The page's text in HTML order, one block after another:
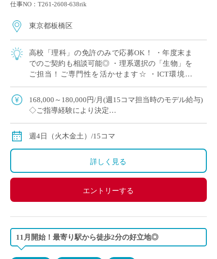
仕事NO：T261-2608-638rik
東京都板橋区
高校「理科」の免許のみで応募OK！ ・年度末ま
でのご契約も相談可能◎ ・理系選択の「生物」を
ご担当！ご専門性を活かせます☆ ・ICT環境充
168,000～180,000円/月(週15コマ担当時のモデル給与)
◇ご指導経験により決定
週4日（火木金土）/15コマ
詳しく見る
エントリーする
11月開始！最寄り駅から徒歩2分の好立地◎